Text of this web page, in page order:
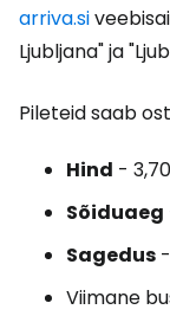
arriva.si
Ljubljana" ja
Pileteid saab
Hind -
Sõiduaeg
Sagedus
Viimane